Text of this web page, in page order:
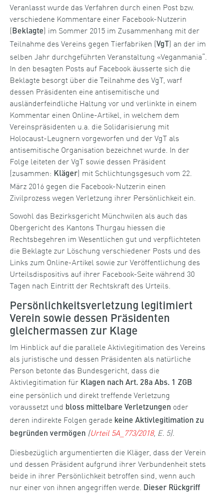
Veranlasst wurde das Verfahren durch einen Post bzw.
verschiedene Kommentare einer Facebook-Nutzerin
( Beklagte) im Sommer 2015 im Zusammenhang mit der
Teilnahme des Vereins gegen Tierfabriken (VgT ) an der im
selben Jahr durchgeführten Veranstaltung «Veganmania“.
In den besagten Posts auf Facebook äusserte sich die
Beklagte besorgt über die Teilnahme des VgT, warf
dessen Präsidenten eine antisemitische und
ausländerfeindliche Haltung vor und verlinkte in einem
Kommentar einen Online-Artikel, in welchem dem
Vereinspräsidenten u.a. die Solidarisierung mit
Holocaust-Leugnern vorgeworfen und der VgT als
antisemitische Organisation bezeichnet wurde. In der
Folge leiteten der VgT sowie dessen Präsident
(zusammen: Kläger) mit Schlichtungsgesuch vom 22.
März 2016 gegen die Facebook-Nutzerin einen
Zivilprozess wegen Verletzung ihrer Persönlichkeit ein.
Sowohl das Bezirksgericht Münchwilen als auch das
Obergericht des Kantons Thurgau hiessen die
Rechtsbegehren im Wesentlichen gut und verpflichteten
die Beklagte zur Löschung verschiedener Posts und des
Links zum Online-Artikel sowie zur Veröffentlichung des
Urteilsdispositivs auf ihrer Facebook-Seite während 30
Tagen nach Eintritt der Rechtskraft des Urteils.
Persönlichkeitsverletzung legitimiert
Verein sowie dessen Präsidenten
gleichermassen zur Klage
Im Hinblick auf die parallele Aktivlegitimation des Vereins
als juristische und dessen Präsidenten als natürliche
Person betonte das Bundesgericht, dass die
Aktivlegitimation für Klagen nach Art. 28a Abs. 1 ZGB
eine persönlich und direkt treffende Verletzung
voraussetzt und bloss mittelbare Verletzungen oder
deren indirekte Folgen gerade keine Aktivlegitimation zu
begründen vermögen (Urteil 5A_773/2018, E. 5).
Diesbezüglich argumentierten die Kläger, dass der Verein
und dessen Präsident aufgrund ihrer Verbundenheit stets
beide in ihrer Persönlichkeit betroffen sind, wenn auch
nur einer von ihnen angegriffen werde. Dieser Rückgriff